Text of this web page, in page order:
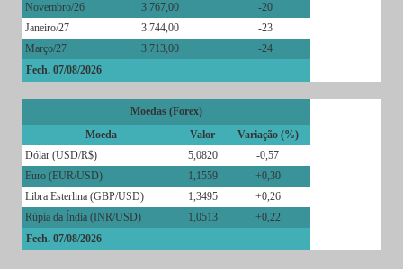
Novembro/26
3.767,00
-20
Janeiro/27
3.744,00
-23
Março/27
3.713,00
-24
Fech. 07/08/2026
Moedas (Forex)
Moeda
Valor
Variação (%)
Dólar (USD/R$)
5,0820
-0,57
Euro (EUR/USD)
1,1559
+0,30
Libra Esterlina (GBP/USD)
1,3495
+0,26
Rúpia da Índia (INR/USD)
1,0513
+0,22
Fech. 07/08/2026